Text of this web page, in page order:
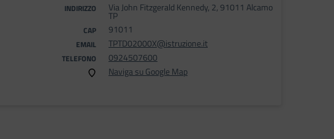
INDIRIZZO Via John Fitzgerald Kennedy, 2, 91011 Alcamo
TP
CAP 91011
EMAIL TPTD02000X@istruzione.it
TELEFONO
0924507600
Naviga su Google Map